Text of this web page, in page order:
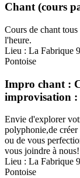
Chant (cours
Cours de chant
l'heure.
Lieu : La Fabrique
Pontoise
Impro chant :
improvisation :
Envie d'explorer
polyphonie,de créer
ou de vous
vous joindre à nous!
Lieu : La Fabrique
Pontoise